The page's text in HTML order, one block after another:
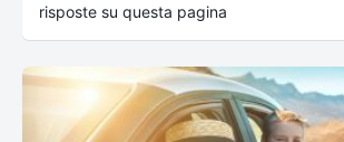
risposte su questa pagina